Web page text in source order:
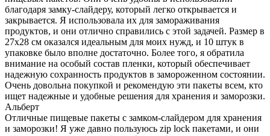
благодаря замку-слайдеру, который легко открывается и
закрывается. Я использовала их для замораживания
продуктов, и они отлично справились с этой задачей. Размер в
27х28 см оказался идеальным для моих нужд, и 10 штук в
упаковке было вполне достаточно. Более того, я обратила
внимание на особый состав пленки, который обеспечивает
надежную сохранность продуктов в замороженном состоянии.
Очень довольна покупкой и рекомендую эти пакеты всем, кто
ищет надежные и удобные решения для хранения и заморозки.
Альберт
Отличные пищевые пакеты с замком-слайдером для хранения
и заморозки! Я уже давно пользуюсь zip lock пакетами, и они